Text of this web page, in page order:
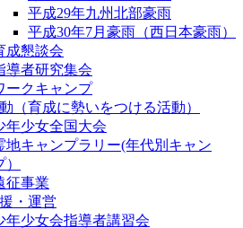
平成29年九州北部豪雨
平成30年7月豪雨（西日本豪雨）
成懇談会
導者研究集会
ークキャンプ
（育成に勢いをつける活動）
年少女全国大会
地キャンプラリー(年代別キャン
）
征事業
・運営
年少女会指導者講習会